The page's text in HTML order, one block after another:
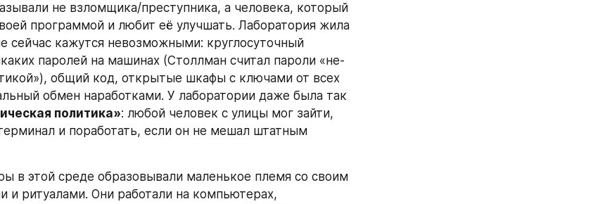
не взломщика/преступника, а человека, который
программой и любит её улучшать. Лаборатория жила
сейчас кажутся невозможными: круглосуточный
паролей на машинах (Столлман считал пароли «не-
общий код, открытые шкафы с ключами от всех
обмен наработками. У лаборатории даже была так
политика»: любой человек с улицы мог зайти,
и поработать, если он не мешал штатным
в этой среде образовывали маленькое племя со своим
и ритуалами. Они работали на компьютерах,